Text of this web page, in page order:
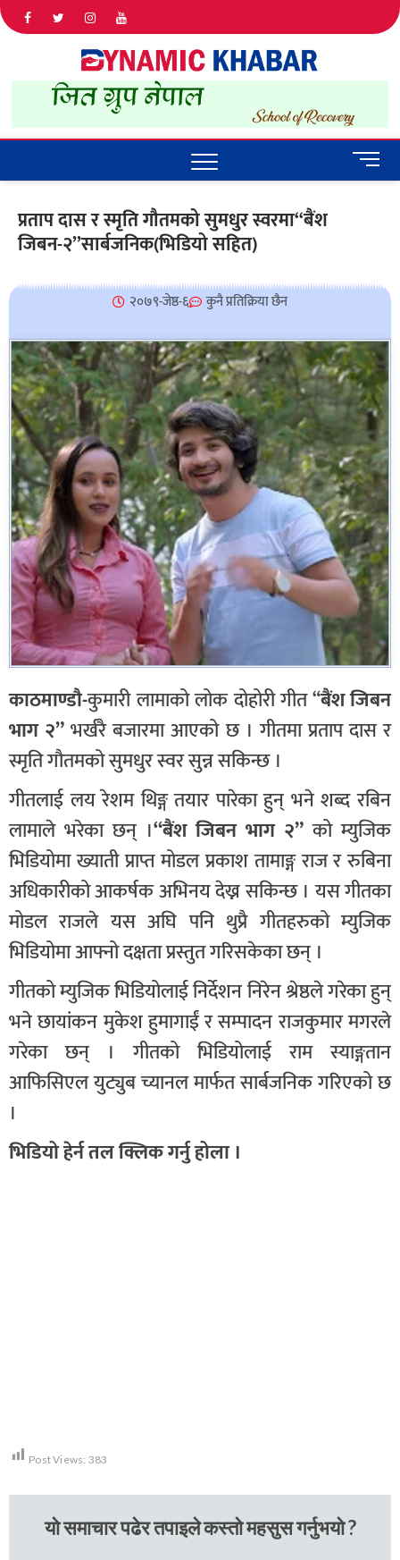
IN NEPAL
M
e
n
प्रताप दास र स्मृति गौतमको सुमधुर स्वरमा“बैंश
जिबन-२”सार्बजनिक(भिडियो सहित)
२०७९-जेष्ठ-६ कुनै प्रतिक्रिया छैन
काठमाण्डौ-कुमारी लामाको लोक दोहोरी गीत “बैंश जिबन
भाग २”भर्खरै बजारमा आएको छ । गीतमा प्रताप दास र
स्मृति गौतमको सुमधुर स्वर सुन्न सकिन्छ ।
गीतलाई लय रेशम थिङ्ग तयार पारेका हुन् भने शब्द रबिन
लामाले भरेका छन् ।“बैंश जिबन भाग २” को म्युजिक
भिडियोमा ख्याती प्राप्त मोडल प्रकाश तामाङ्ग राज र रुबिना
अधिकारीको आकर्षक अभिनय देख्न सकिन्छ । यस गीतका
मोडल राजले यस अघि पनि थुप्रै गीतहरुको म्युजिक
भिडियोमा आफ्नो दक्षता प्रस्तुत गरिसकेका छन् ।
गीतको म्युजिक भिडियोलाई निर्देशन निरेन श्रेष्ठले गरेका हुन्
भने छायांकन मुकेश हुमागाईं र सम्पादन राजकुमार मगरले
गरेका छन् । गीतको भिडियोलाई राम स्याङ्गतान
आफिसिएल युट्युब च्यानल मार्फत सार्बजनिक गरिएको छ
।
भिडियो हेर्न तल क्लिक गर्नु होला ।
Post Views: 383
यो समाचार पढेर तपाइले कस्तो महसुस गर्नुभयो ?